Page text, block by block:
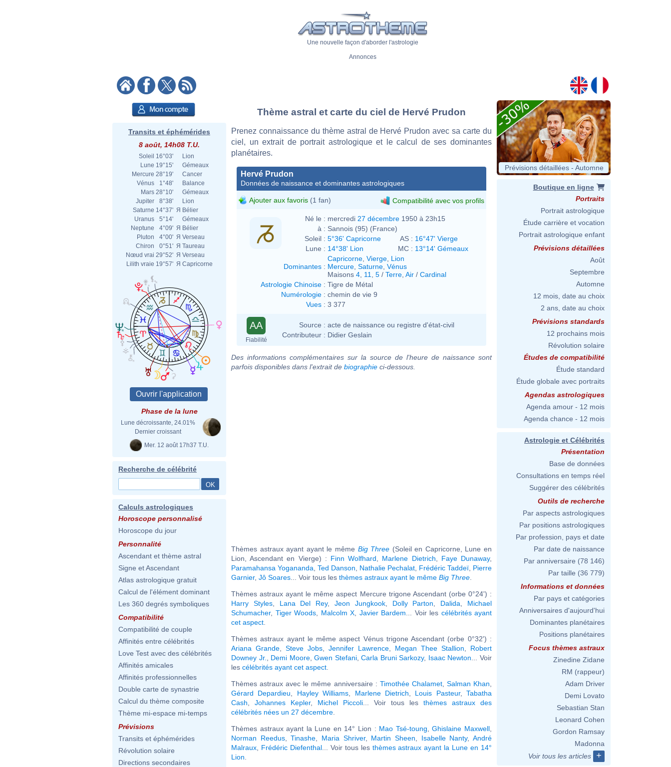
Une nouvelle façon d'aborder l'astrologie
Annonces
Transits et éphémérides
8 août, 14h08 T.U.
Soleil 16°03'
Lion
Lune 19°15'
Gémeaux
Mercure 28°19'
Cancer
Vénus
1°48'
Balance
Mars 28°10'
Gémeaux
Jupiter
8°38'
Lion
Saturne 14°37' Я Bélier
Uranus
5°14'
Gémeaux
Neptune
4°09' Я Bélier
Pluton
4°00' Я Verseau
Chiron
0°51' Я Taureau
Nœud vrai 29°52' Я Verseau
Lilith vraie 19°57' Я Capricorne
Phase de la lune
Lune décroissante, 24.01%
Dernier croissant
Mer. 12 août 17h37 T.U.
Recherche de célébrité
Calculs astrologiques
Horoscope personnalisé
Horoscope du jour
Personnalité
Ascendant et thème astral
Signe et Ascendant
Atlas astrologique gratuit
Calcul de l'élément dominant
Les 360 degrés symboliques
Compatibilité
Compatibilité de couple
Affinités entre célébrités
Love Test avec des célébrités
Affinités amicales
Affinités professionnelles
Double carte de synastrie
Calcul du thème composite
Thème mi-espace mi-temps
Prévisions
Transits et éphémérides
Révolution solaire
Directions secondaires
Thème astral et carte du ciel de Hervé Prudon
Prenez connaissance du thème astral de Hervé Prudon avec sa carte du
ciel, un extrait de portrait astrologique et le calcul de ses dominantes
planétaires.
Hervé Prudon
Données de naissance et dominantes astrologiques
Ajouter aux favoris (1 fan) Compatibilité avec vos profils
Né le : mercredi 27 décembre 1950 à 23h15
à : Sannois (95) (France)
Soleil : 5°36' Capricorne AS : 16°47' Vierge
Lune : 14°38' Lion MC : 13°14' Gémeaux
Dominantes :
Capricorne Vierge Lion
Mercure Saturne Vénus
Maisons 4 11 5 / Terre Air / Cardinal
Astrologie Chinoise : Tigre de Métal
Numérologie : chemin de vie 9
Vues : 3 377
AA
Fiabilité
Source : acte de naissance ou registre d'état-civil
Contributeur : Didier Geslain
Des informations complémentaires sur la source de l'heure de naissance sont
parfois disponibles dans l'extrait de biographie ci-dessous.
Thèmes astraux ayant ayant le même Big Three (Soleil en Capricorne, Lune en
Lion, Ascendant en Vierge) : Finn Wolfhard Marlene Dietrich Faye Dunaway,
Paramahansa Yogananda Ted Danson Nathalie Pechalat Frédéric Taddeï Pierre
Garnier, Jô Soares ... Voir tous les thèmes astraux ayant le même Big Three
Thèmes astraux ayant le même aspect Mercure trigone Ascendant (orbe 0°24') :
Harry Styles, Lana Del Rey,Jeon Jungkook, Dolly Parton Dalida
Michael
Schumacher, Tiger Woods Malcolm X Javier Bardem ... Voir les célébrités ayant
cet aspect
Thèmes astraux ayant le même aspect Vénus trigone Ascendant (orbe 0°32') :
Ariana Grande
Steve Jobs Jennifer Lawrence Megan Thee Stallion
Robert
Downey Jr.
Demi Moore,Gwen Stefani,Carla Bruni Sarkozy, Isaac Newton ... Voir
les célébrités ayant cet aspect
Thèmes astraux avec le même anniversaire : Timothée Chalamet, Salman Khan
Gérard Depardieu
Hayley Williams Marlene Dietrich Louis Pasteur, Tabatha
Cash
Johannes Kepler, Michel Piccoli ... Voir tous les thèmes astraux des
célébrités nées un 27 décembre
Thèmes astraux ayant la Lune en 14° Lion : Mao Tsé-toung ,Ghislaine Maxwell
Norman Reedus,Tinashe Maria Shriver, Martin Sheen Isabelle Nanty,André
Malraux
Frédéric Diefenthal... Voir tous les thèmes astraux ayant la Lune en 14°
Lion
Prévisions détaillées - Automne
Boutique en ligne
Portraits
Portrait astrologique
Étude carrière et vocation
Portrait astrologique enfant
Prévisions détaillées
Août
Septembre
Automne
12 mois, date au choix
2 ans, date au choix
Prévisions standards
12 prochains mois
Révolution solaire
Études de compatibilité
Étude standard
Étude globale avec portraits
Agendas astrologiques
Agenda amour - 12 mois
Agenda chance - 12 mois
Astrologie et Célébrités
Présentation
Base de données
Consultations en temps réel
Suggérer des célébrités
Outils de recherche
Par aspects astrologiques
Par positions astrologiques
Par profession, pays et date
Par date de naissance
Par anniversaire (78 146)
Par taille (36 779)
Informations et données
Par pays et catégories
Anniversaires d'aujourd'hui
Dominantes planétaires
Positions planétaires
Focus thèmes astraux
Zinedine Zidane
RM (rappeur)
Adam Driver
Demi Lovato
Sebastian Stan
Leonard Cohen
Gordon Ramsay
Madonna
Voir tous les articles
+